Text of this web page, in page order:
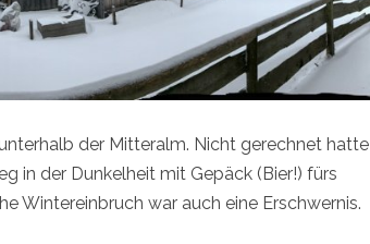
der Mitteralm. Nicht gerechnet hatte
in der Dunkelheit mit Gepäck (Bier!) fürs
Wintereinbruch war auch eine Erschwernis.